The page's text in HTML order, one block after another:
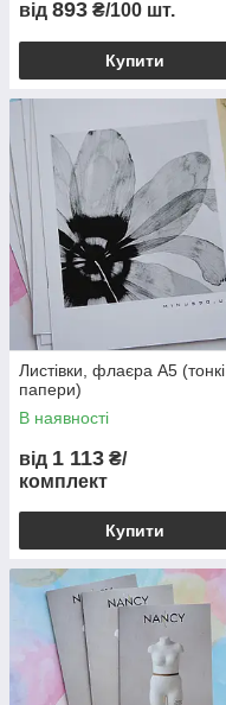
від 893 ₴/100 шт.
Купити
Листівки, флаєра А5 (тонкі
папери)
В наявності
від 1 113 ₴/
комплект
Купити